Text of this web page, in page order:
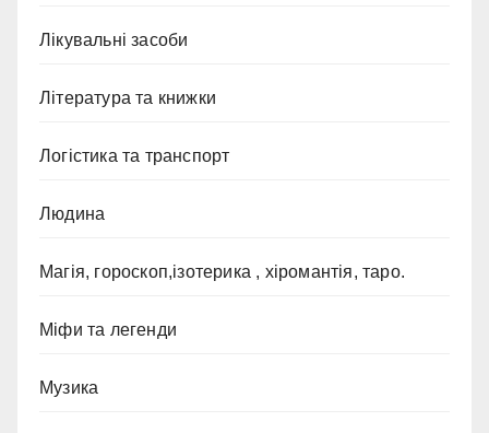
Лікувальні засоби
Література та книжки
Логістика та транспорт
Людина
Магія, гороскоп,ізотерика , хіромантія, таро.
Міфи та легенди
Музика